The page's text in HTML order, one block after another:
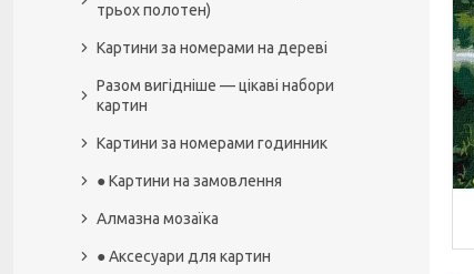
трьох полотен)
Картини за номерами на дереві
Разом вигідніше — цікаві набори
картин
Картини за номерами годинник
● Картини на замовлення
Алмазна мозаїка
● Аксесуари для картин